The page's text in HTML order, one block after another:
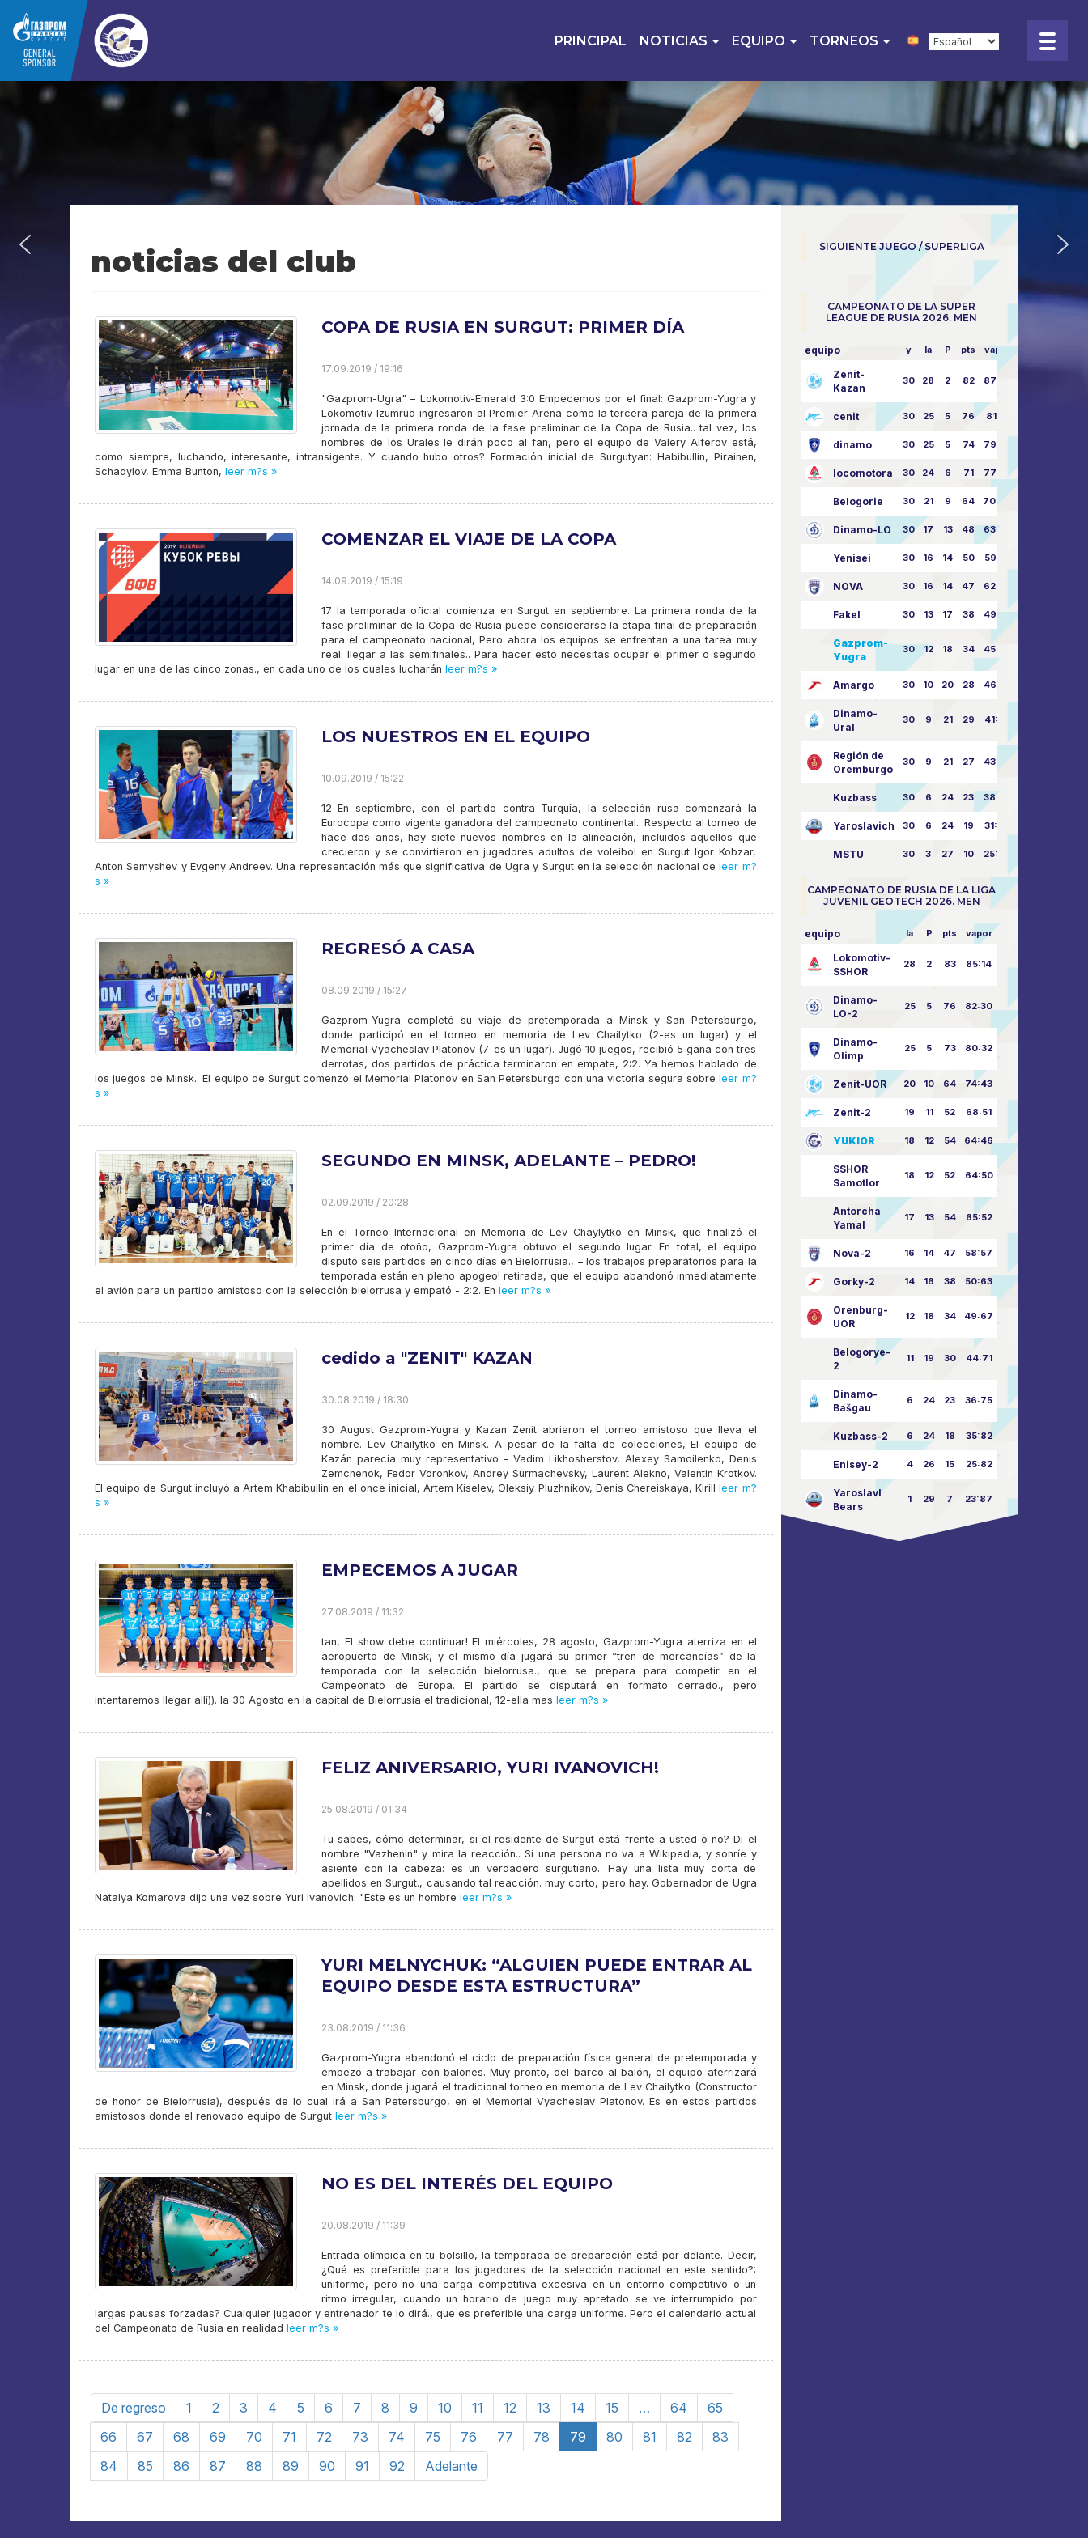
PRINCIPAL NOTICIAS EQUIPO TORNEOS
noticias del club
COPA DE RUSIA EN SURGUT: PRIMER DÍA
17.09.2019 / 19:16
"Gazprom-Ugra" – Lokomotiv-Emerald 3:0 Empecemos por el final: Gazprom-Yugra y
Lokomotiv-Izumrud ingresaron al Premier Arena como la tercera pareja de la primera
jornada de la primera ronda de la fase preliminar de la Copa de Rusia.. tal vez, los
nombres de los Urales le dirán poco al fan, pero el equipo de Valery Alferov está,
como siempre, luchando, interesante, intransigente. Y cuando hubo otros? Formación inicial de Surgutyan: Habibullin, Pirainen,
Schadylov, Emma Bunton, leer m?s »
COMENZAR EL VIAJE DE LA COPA
14.09.2019 / 15:19
17 la temporada oficial comienza en Surgut en septiembre. La primera ronda de la
fase preliminar de la Copa de Rusia puede considerarse la etapa final de preparación
para el campeonato nacional, Pero ahora los equipos se enfrentan a una tarea muy
real: llegar a las semifinales.. Para hacer esto necesitas ocupar el primer o segundo
lugar en una de las cinco zonas., en cada uno de los cuales lucharán leer m?s »
LOS NUESTROS EN EL EQUIPO
10.09.2019 / 15:22
12 En septiembre, con el partido contra Turquía, la selección rusa comenzará la
Eurocopa como vigente ganadora del campeonato continental.. Respecto al torneo de
hace dos años, hay siete nuevos nombres en la alineación, incluidos aquellos que
crecieron y se convirtieron en jugadores adultos de voleibol en Surgut Igor Kobzar,
Anton Semyshev y Evgeny Andreev. Una representación más que significativa de Ugra y Surgut en la selección nacional de leer m?
s »
REGRESÓ A CASA
08.09.2019 / 15:27
Gazprom-Yugra completó su viaje de pretemporada a Minsk y San Petersburgo,
donde participó en el torneo en memoria de Lev Chailytko (2-es un lugar) y el
Memorial Vyacheslav Platonov (7-es un lugar). Jugó 10 juegos, recibió 5 gana con tres
derrotas, dos partidos de práctica terminaron en empate, 2:2. Ya hemos hablado de
los juegos de Minsk.. El equipo de Surgut comenzó el Memorial Platonov en San Petersburgo con una victoria segura sobre leer m?
s »
SEGUNDO EN MINSK, ADELANTE – PEDRO!
02.09.2019 / 20:28
En el Torneo Internacional en Memoria de Lev Chaylytko en Minsk, que finalizó el
primer día de otoño, Gazprom-Yugra obtuvo el segundo lugar. En total, el equipo
disputó seis partidos en cinco días en Bielorrusia., – los trabajos preparatorios para la
temporada están en pleno apogeo! retirada, que el equipo abandonó inmediatamente
el avión para un partido amistoso con la selección bielorrusa y empató - 2:2. En leer m?s »
cedido a "ZENIT" KAZAN
30.08.2019 / 18:30
30 August Gazprom-Yugra y Kazan Zenit abrieron el torneo amistoso que lleva el
nombre. Lev Chailytko en Minsk. A pesar de la falta de colecciones, El equipo de
Kazán parecía muy representativo – Vadim Likhosherstov, Alexey Samoilenko, Denis
Zemchenok, Fedor Voronkov, Andrey Surmachevsky, Laurent Alekno, Valentin Krotkov.
El equipo de Surgut incluyó a Artem Khabibullin en el once inicial, Artem Kiselev, Oleksiy Pluzhnikov, Denis Chereiskaya, Kirill leer m?
s »
EMPECEMOS A JUGAR
27.08.2019 / 11:32
tan, El show debe continuar! El miércoles, 28 agosto, Gazprom-Yugra aterriza en el
aeropuerto de Minsk, y el mismo día jugará su primer “tren de mercancías” de la
temporada con la selección bielorrusa., que se prepara para competir en el
Campeonato de Europa. El partido se disputará en formato cerrado., pero
intentaremos llegar allí)). la 30 Agosto en la capital de Bielorrusia el tradicional, 12-ella mas leer m?s »
FELIZ ANIVERSARIO, YURI IVANOVICH!
25.08.2019 / 01:34
Tu sabes, cómo determinar, si el residente de Surgut está frente a usted o no? Di el
nombre "Vazhenin" y mira la reacción.. Si una persona no va a Wikipedia, y sonríe y
asiente con la cabeza: es un verdadero surgutiano.. Hay una lista muy corta de
apellidos en Surgut., causando tal reacción. muy corto, pero hay. Gobernador de Ugra
Natalya Komarova dijo una vez sobre Yuri Ivanovich: "Este es un hombre leer m?s »
YURI MELNYCHUK: “ALGUIEN PUEDE ENTRAR AL
EQUIPO DESDE ESTA ESTRUCTURA”
23.08.2019 / 11:36
Gazprom-Yugra abandonó el ciclo de preparación física general de pretemporada y
empezó a trabajar con balones. Muy pronto, del barco al balón, el equipo aterrizará
en Minsk, donde jugará el tradicional torneo en memoria de Lev Chailytko (Constructor
de honor de Bielorrusia), después de lo cual irá a San Petersburgo, en el Memorial Vyacheslav Platonov. Es en estos partidos
amistosos donde el renovado equipo de Surgut leer m?s »
NO ES DEL INTERÉS DEL EQUIPO
20.08.2019 / 11:39
Entrada olímpica en tu bolsillo, la temporada de preparación está por delante. Decir,
¿Qué es preferible para los jugadores de la selección nacional en este sentido?:
uniforme, pero no una carga competitiva excesiva en un entorno competitivo o un
ritmo irregular, cuando un horario de juego muy apretado se ve interrumpido por
largas pausas forzadas? Cualquier jugador y entrenador te lo dirá., que es preferible una carga uniforme. Pero el calendario actual
del Campeonato de Rusia en realidad leer m?s »
De regreso 1 2 3 4 5 6 7 8 9 10 11 12 13 14 15 … 64
65
66
67 68 69 70 71 72 73 74 75 76 77 78 79 80 81 82
83
84
85 86 87 88 89 90 91 92 Adelante
SIGUIENTE JUEGO / SUPERLIGA
CAMPEONATO DE LA SUPER
LEAGUE DE RUSIA 2026. MEN
equipo y la P pts vapor
Zenit-
Kazan
30 28 2 82 87:24
cenit 30 25 5 76 81:21
dinamo 30 25 5 74 79:26
locomotora 30 24 6 71 77:33
Belogorie 30 21 9 64 70:40
Dinamo-LO 30 17 13 48 63:57
Yenisei 30 16 14 50 59:53
NOVA 30 16 14 47 62:58
Fakel 30 13 17 38 49:62
Gazprom-
Yugra
30 12 18 34 45:63
Amargo 30 10 20 28 46:73
Dinamo-
Ural
30 9 21 29 41:70
Región de
Oremburgo
30 9 21 27 43:73
Kuzbass 30 6 24 23 38:76
Yaroslavich 30 6 24 19 31:80
MSTU 30 3 27 10 25:87
CAMPEONATO DE RUSIA DE LA LIGA
JUVENIL GEOTECH 2026. MEN
equipo la P pts vapor
Lokomotiv-
SSHOR
28 2 83 85:14
Dinamo-
LO-2
25 5 76 82:30
Dinamo-
Olimp
25 5 73 80:32
Zenit-UOR 20 10 64 74:43
Zenit-2 19 11 52 68:51
YUKIOR 18 12 54 64:46
SSHOR
Samotlor
18 12 52 64:50
Antorcha
Yamal
17 13 54 65:52
Nova-2 16 14 47 58:57
Gorky-2 14 16 38 50:63
Orenburg-
UOR
12 18 34 49:67
Belogorye-
2
11 19 30 44:71
Dinamo-
Bašgau
6 24 23 36:75
Kuzbass-2 6 24 18 35:82
Enisey-2 4 26 15 25:82
Yaroslavl
Bears
1 29 7 23:87